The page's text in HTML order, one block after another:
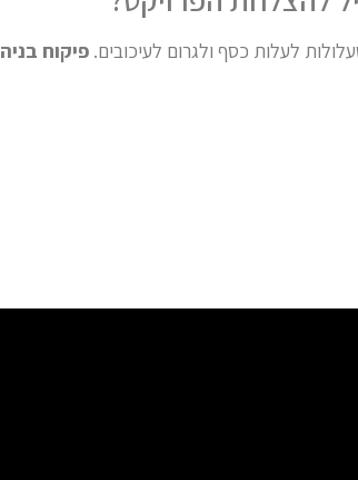
לעלות כסף ולגרום לעיכובים.פיקוח בניה